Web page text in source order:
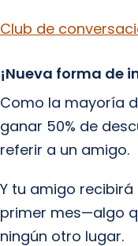
Club de
¡Nueva forma de
Como la mayoría
ganar 50% de
referir a un amigo.
Y tu amigo recibirá
primer mes—algo
ningún otro lugar.